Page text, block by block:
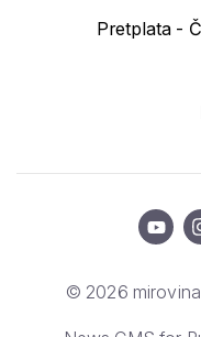
Pretplata -
© 2026